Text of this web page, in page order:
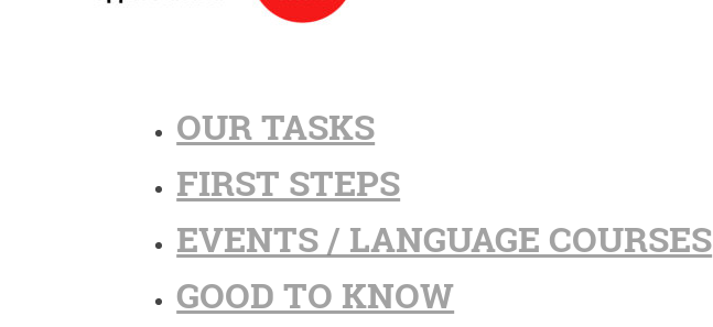
OUR TASKS
FIRST STEPS
EVENTS / LANGUAGE COURSES
GOOD TO KNOW